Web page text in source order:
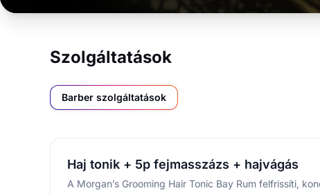
Szolgáltatások
Barber szolgáltatások
Haj tonik + 5p fejmasszázs + hajvágás